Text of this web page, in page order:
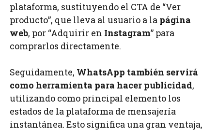
plataforma, sustituyendo el CTA de “Ver
producto”, que lleva al usuario a la página
web, por “Adquirir en Instagram” para
comprarlos directamente.
Seguidamente, WhatsApp también servirá
como herramienta para hacer publicidad,
utilizando como principal elemento los
estados de la plataforma de mensajería
instantánea. Esto significa una gran ventaja,